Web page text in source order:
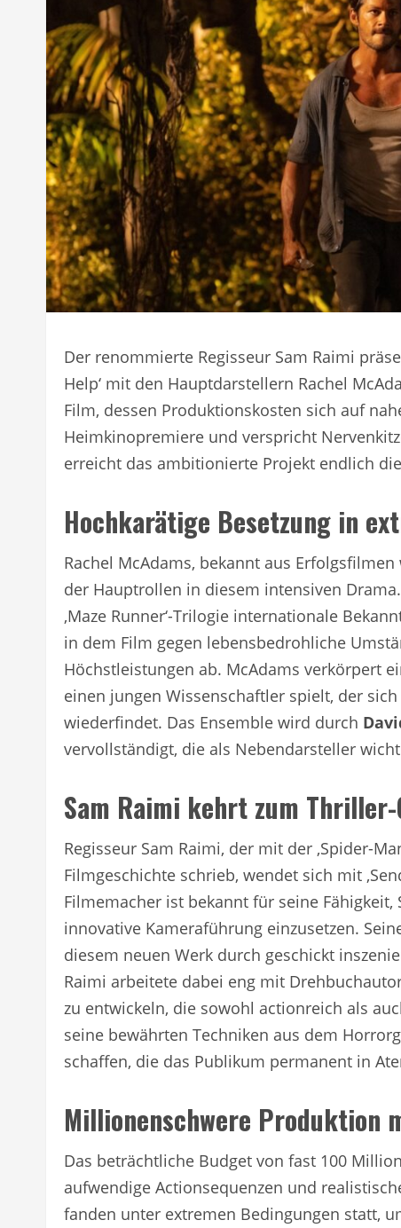
Der renommierte Regisseur Sam Raimi
Help‘ mit den Hauptdarstellern Rachel
Film, dessen Produktionskosten sich auf
Heimkinopremiere und verspricht
erreicht das ambitionierte Projekt endlich
Hochkarätige Besetzung in
Rachel McAdams, bekannt aus Erfolgsfilmen
der Hauptrollen in diesem intensiven
‚Maze Runner‘-Trilogie internationale
in dem Film gegen lebensbedrohliche
Höchstleistungen ab. McAdams verkörpert
einen jungen Wissenschaftler spielt, der
wiederfindet. Das Ensemble wird durch
vervollständigt, die als Nebendarsteller
Sam Raimi kehrt zum
Regisseur Sam Raimi, der mit der ‚Spider-
Filmgeschichte schrieb, wendet sich mit
Filmemacher ist bekannt für seine
innovative Kameraführung einzusetzen.
diesem neuen Werk durch geschickt
Raimi arbeitete dabei eng mit
zu entwickeln, die sowohl actionreich als
seine bewährten Techniken aus dem
schaffen, die das Publikum permanent in
Millionenschwere Produktion
Das beträchtliche Budget von fast 100
aufwendige Actionsequenzen und
fanden unter extremen Bedingungen statt,